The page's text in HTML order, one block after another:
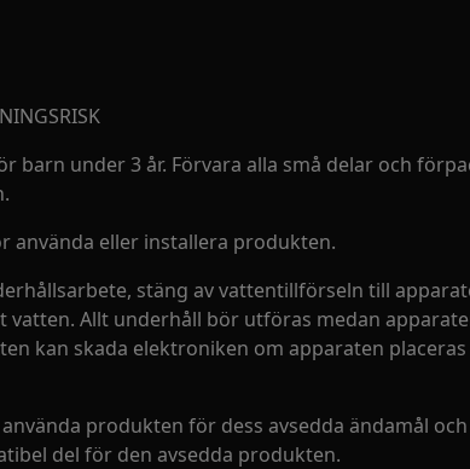
barn under 3 år. Förvara alla små delar och
använda eller installera produkten.
stäng av vattentillförseln till
vatten. Allt underhåll bör utföras medan
kan skada elektroniken om apparaten
produkten för dess avsedda ändamål
del för den avsedda produkten.